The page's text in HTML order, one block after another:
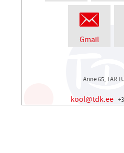
Gmail
Anne 65,
kool@tdk.ee